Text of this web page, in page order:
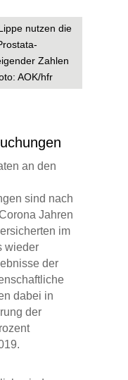
nutzen die
Zahlen
AOK/hfr
an den
sind nach
Jahren
im
wieder
der
dabei in
der